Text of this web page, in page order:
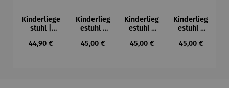
Kinderliege
stuhl |
personalisie
Regulärer Preis:
44,90 €
Kinderlieg
estuhl |
ierbar –
Regulärer Preis:
45,00 €
Kinderlieg
estuhl |
ierbar –
Regulärer Preis:
45,00 €
Kinderlieg
estuhl |
ierbar –
Regulärer
45,00 €